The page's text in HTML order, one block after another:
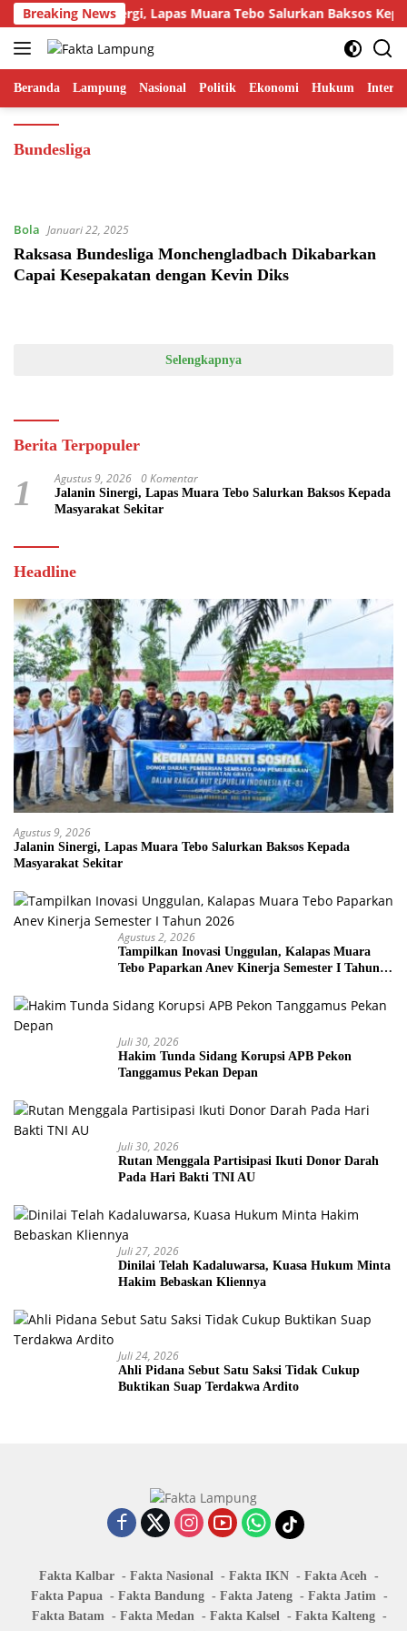
Langsung
ke
konten
Breaking News
Jalanin Sinergi, Lapas Muara Tebo Salurkan Baksos
Beranda Lampung Nasional Politik Ekonomi Hukum
Bundesliga
Bola Januari 22, 2025
Raksasa Bundesliga Monchengladbach Dikabarkan
Capai Kesepakatan dengan Kevin Diks
Selengkapnya
Berita Terpopuler
1 Agustus 9, 2026 0 Komentar
Jalanin Sinergi, Lapas Muara Tebo Salurkan Baksos Kepada
Masyarakat Sekitar
Headline
Agustus 9, 2026
Jalanin Sinergi, Lapas Muara Tebo Salurkan Baksos Kepada
Masyarakat Sekitar
Agustus 2, 2026
Tampilkan Inovasi Unggulan, Kalapas Muara
Tebo Paparkan Anev Kinerja Semester I Tahun
Juli 30, 2026
Hakim Tunda Sidang Korupsi APB Pekon
Tanggamus Pekan Depan
Juli 30, 2026
Rutan Menggala Partisipasi Ikuti Donor Darah
Pada Hari Bakti TNI AU
Juli 27, 2026
Dinilai Telah Kadaluwarsa, Kuasa Hukum Minta
Hakim Bebaskan Kliennya
Juli 24, 2026
Ahli Pidana Sebut Satu Saksi Tidak Cukup
Buktikan Suap Terdakwa Ardito
Fakta Kalbar Fakta Nasional Fakta IKN
Fakta Aceh
Fakta Papua
Fakta Bandung Fakta Jateng
Fakta Jatim
Fakta Batam
Fakta Medan Fakta Kalsel
Fakta Kalteng